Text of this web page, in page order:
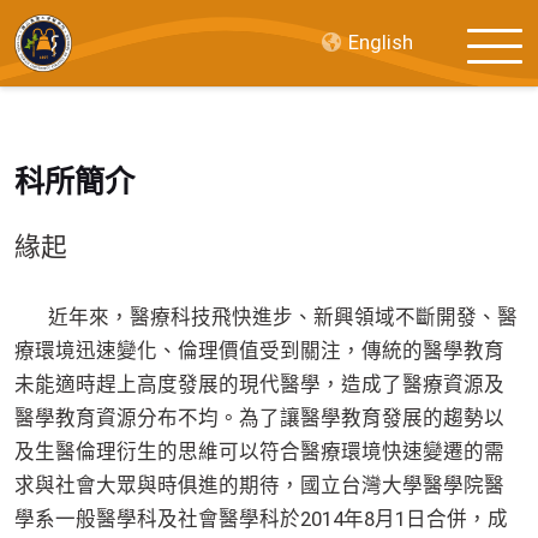
English
科所簡介
緣起
近年來，醫療科技飛快進步、新興領域不斷開發、醫
療環境迅速變化、倫理價值受到關注，傳統的醫學教育
未能適時趕上高度發展的現代醫學，造成了醫療資源及
醫學教育資源分布不均。為了讓醫學教育發展的趨勢以
及生醫倫理衍生的思維可以符合醫療環境快速變遷的需
求與社會大眾與時俱進的期待，國立台灣大學醫學院醫
學系一般醫學科及社會醫學科於2014年8月1日合併，成